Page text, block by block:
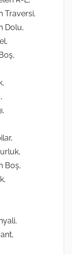
Traversi,
Dolu,
Boş,